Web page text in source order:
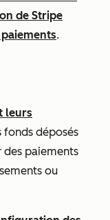
de Stripe
.
leurs
fonds déposés
paiements
ou